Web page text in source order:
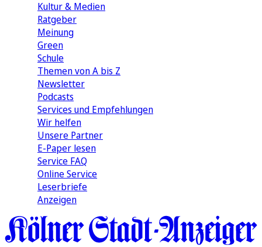
Kultur & Medien
Ratgeber
Meinung
Green
Schule
Themen von A bis Z
Newsletter
Podcasts
Services und Empfehlungen
Wir helfen
Unsere Partner
E-Paper lesen
Service FAQ
Online Service
Leserbriefe
Anzeigen